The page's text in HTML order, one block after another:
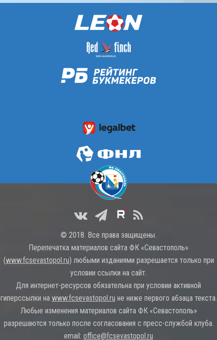
© 2018. Все права защищены.
Перепечатка материалов сайта ФК «Севастополь»
(www.fcsevastopol.ru) любыми изданиями разрешается только при
условии ссылки на сайт.
Для интернет-ресурсов обязательна при условии активной
гиперссылки на www.fcsevastopol.ru не ниже первого абзаца текста.
Любые изменения материалов сайта ФК «Севастополь»
разрешаются только после согласования с пресс-службой клуба.
email: office@fcsevastopol.ru